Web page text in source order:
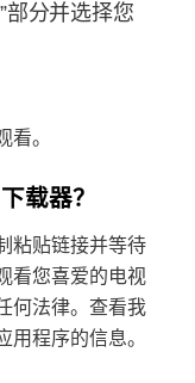
部分并选择您
看。
载器？
粘贴链接并等待
看您喜爱的电视
何法律。查看我
用程序的信息。